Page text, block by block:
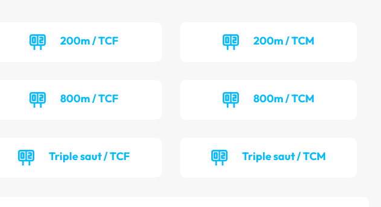
200m / TCF 200m / TCM
800m / TCF 800m / TCM
Triple saut / TCF Triple saut / TCM